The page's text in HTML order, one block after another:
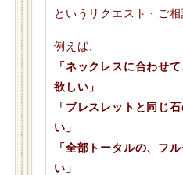
というリクエスト・ご
例えば、
「ネックレスに合わせ
欲しい」
「ブレスレットと同じ
い」
「全部トータルの、フ
い」